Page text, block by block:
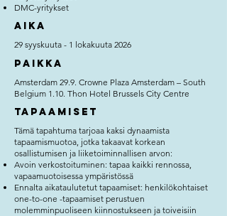
DMC-yritykset
Aika
29 syyskuuta - 1 lokakuuta 2026
Paikka
Amsterdam 29.9. Crowne Plaza Amsterdam – South
Belgium 1.10. Thon Hotel Brussels City Centre
Tapaamiset
Tämä tapahtuma tarjoaa kaksi dynaamista
tapaamismuotoa, jotka takaavat korkean
osallistumisen ja liiketoiminnallisen arvon:
Avoin verkostoituminen: tapaa kaikki rennossa,
vapaamuotoisessa ympäristössä
Ennalta aikataulutetut tapaamiset: henkilökohtaiset
one-to-one -tapaamiset perustuen
molemminpuoliseen kiinnostukseen ja toiveisiin